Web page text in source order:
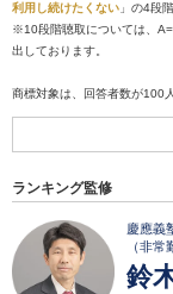
利用し続けたくない 」の4段
※10段階聴取については、
出しております。
商標対象は、回答者数が100
ランキング監修
慶應義
（非常
鈴